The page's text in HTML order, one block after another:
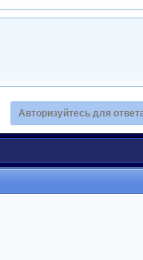
Авторизуйтесь для